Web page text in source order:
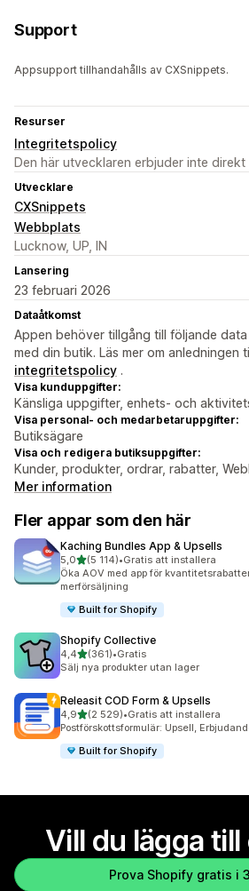
Support
Appsupport tillhandahålls av CXSnippets.
Resurser
Integritetspolicy
Den här utvecklaren erbjuder inte
Utvecklare
CXSnippets
Webbplats
Lucknow, UP, IN
Lansering
23 februari 2026
Dataåtkomst
Appen behöver tillgång till följande
med din butik. Läs mer om anledningen
integritetspolicy .
Visa kunduppgifter:
Känsliga uppgifter, enhets- och
Visa personal- och medarbetaruppgifter:
Butiksägare
Visa och redigera butiksuppgifter:
Kunder, produkter, ordrar, rabatter,
Mer information
Fler appar som den här
Kaching Bundles App & Upsells
5,0av 5 stjärnor
(5 114)
5114 recensioner totalt
•Gratis att installera
Öka AOV med app för
merförsäljning
Built for Shopify
Shopify Collective
4,4av 5 stjärnor
(361)
361 recensioner totalt
•Gratis
Sälj nya produkter utan lager
Releasit COD Form & Upsells
4,9av 5 stjärnor
(2 529)
2529 recensioner totalt
•Gratis att installera
Postförskottsformulär: Upsell,
Built for Shopify
Vill du lägga till
Prova Shopify gratis i